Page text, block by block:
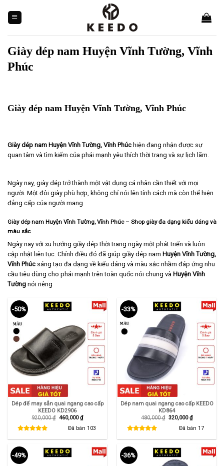
content
Giày dép nam Huyện Vĩnh Tường, Vĩnh
Phúc
Giày dép nam Huyện Vĩnh Tường, Vĩnh Phúc
Giày dép nam Huyện Vĩnh Tường, Vĩnh Phúc hiện đang nhận được sự
quan tâm và tìm kiếm của phái mạnh yêu thích thời trang và sự lịch lãm.
Ngày nay, giày dép trở thành một vật dụng cá nhân cần thiết với mọi
người. Một đôi giày phù hợp, không chỉ nói lên tính cách mà còn thể hiện
đẳng cấp của người mang
Giày dép nam Huyện Vĩnh Tường, Vĩnh Phúc – Shop giày đa dạng kiểu dáng và
màu sắc
Ngày nay với xu hướng giầy dép thời trang ngày một phát triển và luôn
cập nhật liên tục. Chính điều đó đã giúp giầy dép nam Huyện Vĩnh Tường,
Vĩnh Phúc sáng tạo đa dạng về kiểu dáng và màu sắc nhầm đáp ứng nhu
cầu tiêu dùng cho phái mạnh trên toàn quốc nói chung và Huyện Vĩnh
Tường nói riêng
-50%
Dép đế may sẵn quai ngang cao cấp
KEEDO KD2906
920,000₫ Giá
460,000₫Giá
hiện
tại
Đã bán 103
-33%
Dép nam quai ngang cao cấp KEEDO
KD864
480,000₫ Giá
320,000₫Giá
hiện
tại
Đã bán 17
-49% -36%